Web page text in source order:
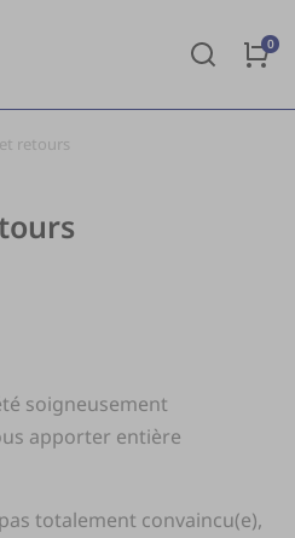
retours
soigneusement
apporter entière
totalement convaincu(e),